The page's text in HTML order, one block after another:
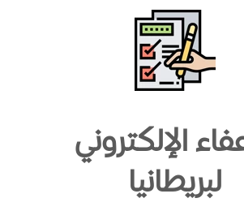
الإلكتروني
لبريطانيا